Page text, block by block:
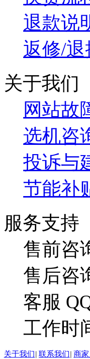
退款说
返修/退
关于我们
网站故
选机咨
投诉与
节能补
服务支持
售前咨
售后咨
客服
工作时
关于我们| 联系我们| 商